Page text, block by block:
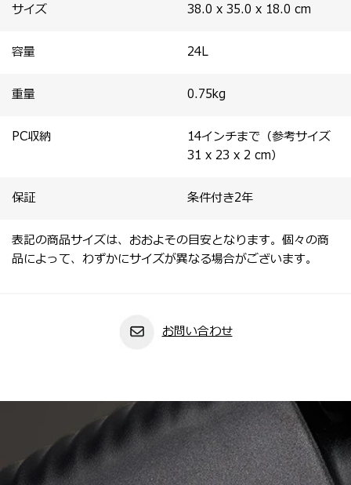
サイズ 38.0 x 35.0 x 18.0 cm
容量 24L
重量 0.75kg
PC収納
14インチまで（参考サイズ
31 x 23 x 2 cm）
保証 条件付き2年
表記の商品サイズは、おおよその目安となります。個々の商
品によって、わずかにサイズが異なる場合がございます。
お問い合わせ